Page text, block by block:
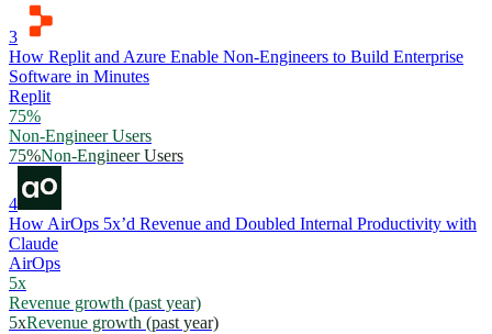
3
How Replit and Azure Enable Non-Engineers to Build Enterprise
Software in Minutes
Replit
75%
Non-Engineer Users
75%Non-Engineer Users
4
How AirOps 5x’d Revenue and Doubled Internal Productivity with
Claude
AirOps
5x
Revenue growth (past year)
5xRevenue growth (past year)